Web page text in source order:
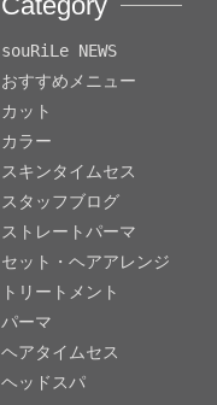
souRiLe NEWS
おすすめメニュー
カット
カラー
スキンタイムセス
スタッフブログ
ストレートパーマ
セット・ヘアアレンジ
トリートメント
パーマ
ヘアタイムセス
ヘッドスパ